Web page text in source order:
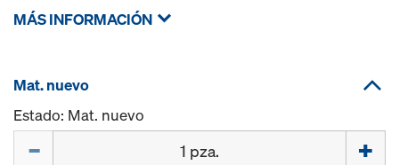
MÁS INFORMACIÓN
Mat. nuevo
Estado: Mat. nuevo